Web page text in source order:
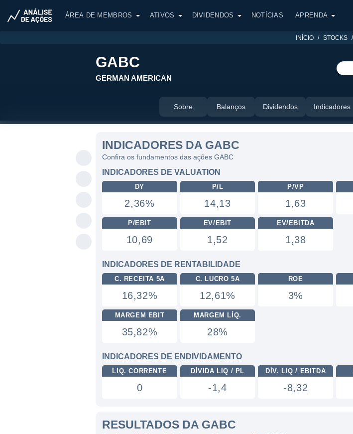
ÁREA DE MEMBROS ATIVOS DIVIDENDOS NOTÍCIAS APRENDA
INÍCIO STOCKS
GABC
GERMAN AMERICAN
Sobre Balanços Dividendos Indicadores
INDICADORES DA GABC
Confira os fundamentos das ações GABC
INDICADORES DE VALUATION
DY
2,36%
P/L
14,13
P/VP
1,63
P/EBIT
10,69
EV/EBIT
1,52
EV/EBITDA
1,38
INDICADORES DE RENTABILIDADE
C. RECEITA 5A
16,32%
C. LUCRO 5A
12,61%
ROE
3%
MARGEM EBIT
35,82%
MARGEM LÍQ.
28%
INDICADORES DE ENDIVIDAMENTO
LIQ. CORRENTE
0
DÍVIDA LIQ / PL
-1,4
DÍV. LIQ / EBITDA
-8,32
RESULTADOS DA GABC